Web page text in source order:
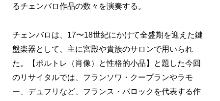
るチェンバロ作品の数々を演奏する。
チェンバロは、17〜18世紀にかけて全盛期を迎えた鍵
盤楽器として、主に宮殿や貴族のサロンで用いられ
た。【ポルトレ（肖像）と性格的小品】と題した今回
のリサイタルでは、フランソワ・クープランやラモ
ー、デュフリなど、フランス・バロックを代表する作